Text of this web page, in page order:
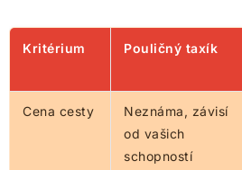
Kritérium Pouličný taxík
Cena cesty
Neznáma, závisí
od vašich
schopností